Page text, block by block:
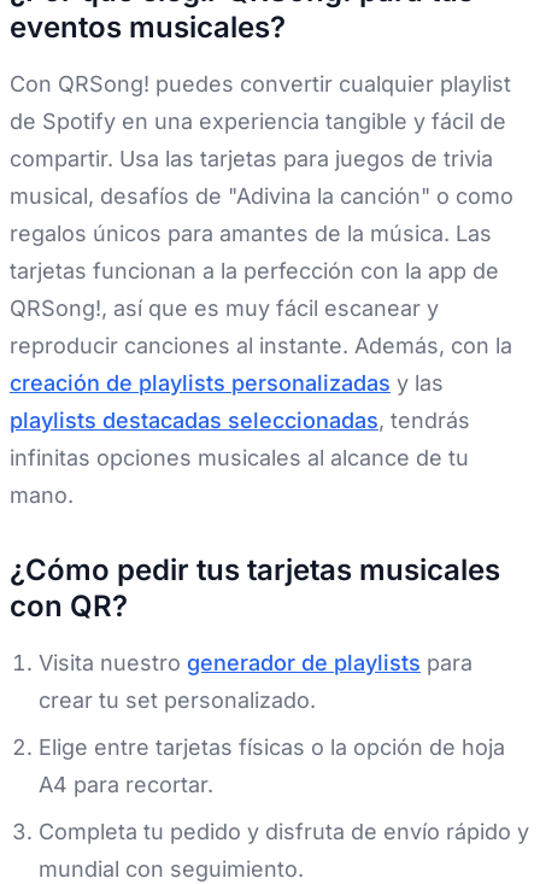
eventos musicales?
Con QRSong! puedes convertir cualquier playlist
de Spotify en una experiencia tangible y fácil de
compartir. Usa las tarjetas para juegos de trivia
musical, desafíos de "Adivina la canción" o como
regalos únicos para amantes de la música. Las
tarjetas funcionan a la perfección con la app de
QRSong!, así que es muy fácil escanear y
reproducir canciones al instante. Además, con la
creación de playlists personalizadas y las
playlists destacadas seleccionadas, tendrás
infinitas opciones musicales al alcance de tu
mano.
¿Cómo pedir tus tarjetas musicales
con QR?
Visita nuestro generador de playlists para
crear tu set personalizado.
Elige entre tarjetas físicas o la opción de hoja
A4 para recortar.
Completa tu pedido y disfruta de envío rápido y
mundial con seguimiento.